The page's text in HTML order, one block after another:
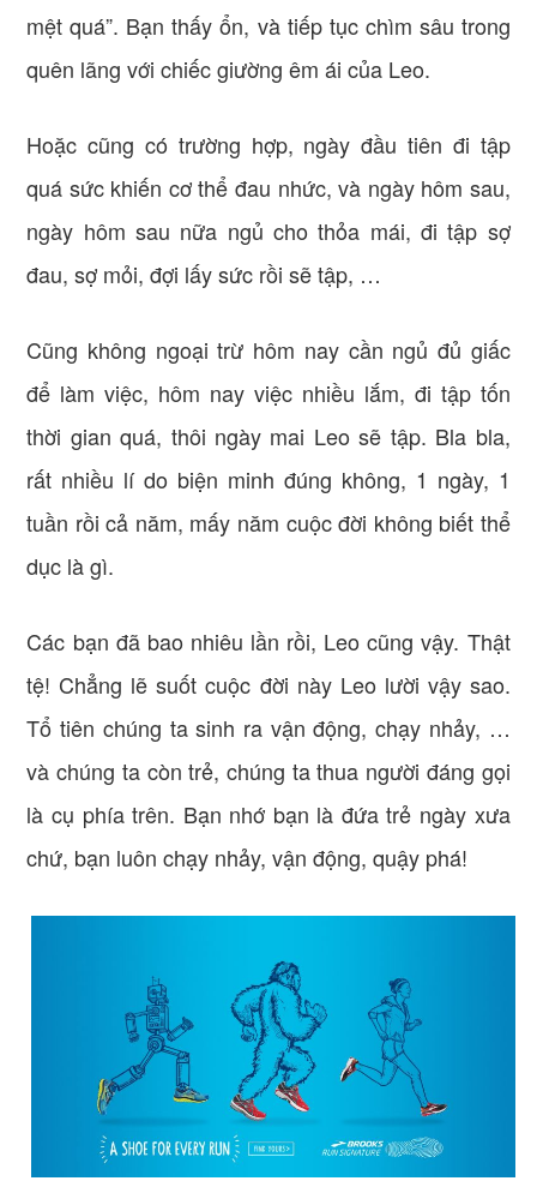
mệt quá”. Bạn thấy ổn, và tiếp tục chìm sâu trong
quên lãng với chiếc giường êm ái của Leo.
Hoặc cũng có trường hợp, ngày đầu tiên đi tập
quá sức khiến cơ thể đau nhức, và ngày hôm sau,
ngày hôm sau nữa ngủ cho thỏa mái, đi tập sợ
đau, sợ mỏi, đợi lấy sức rồi sẽ tập, …
Cũng không ngoại trừ hôm nay cần ngủ đủ giấc
để làm việc, hôm nay việc nhiều lắm, đi tập tốn
thời gian quá, thôi ngày mai Leo sẽ tập. Bla bla,
rất nhiều lí do biện minh đúng không, 1 ngày, 1
tuần rồi cả năm, mấy năm cuộc đời không biết thể
dục là gì.
Các bạn đã bao nhiêu lần rồi, Leo cũng vậy. Thật
tệ! Chẳng lẽ suốt cuộc đời này Leo lười vậy sao.
Tổ tiên chúng ta sinh ra vận động, chạy nhảy, …
và chúng ta còn trẻ, chúng ta thua người đáng gọi
là cụ phía trên. Bạn nhớ bạn là đứa trẻ ngày xưa
chứ, bạn luôn chạy nhảy, vận động, quậy phá!